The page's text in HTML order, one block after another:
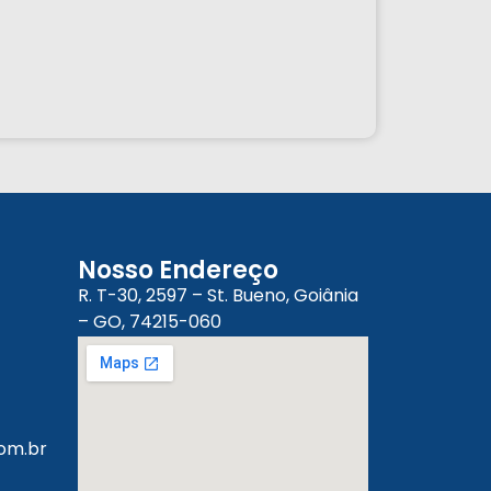
Nosso Endereço
R. T-30, 2597 – St. Bueno, Goiânia
– GO, 74215-060